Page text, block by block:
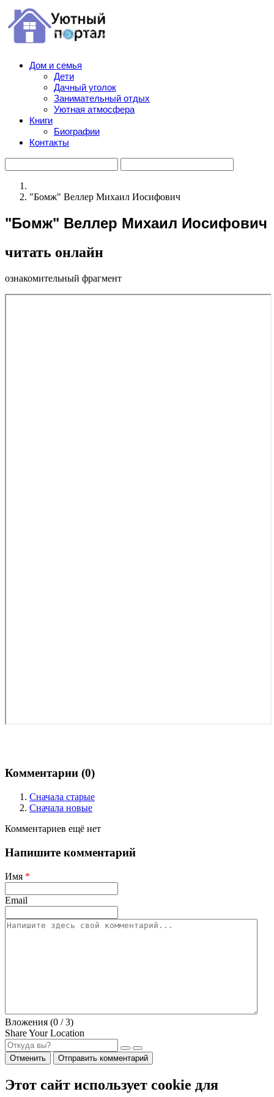
Дом и семья
Дети
Дачный уголок
Занимательный отдых
Уютная атмосфера
Книги
Биографии
Контакты
"Бомж" Веллер Михаил Иосифович
"Бомж" Веллер Михаил Иосифович
читать онлайн
ознакомительный фрагмент
Комментарии (0)
Сначала старые
Сначала новые
Комментариев ещё нет
Напишите комментарий
Имя *
Email
Вложения (0 / 3)
Share Your Location
Отменить Отправить комментарий
Этот сайт использует cookie для